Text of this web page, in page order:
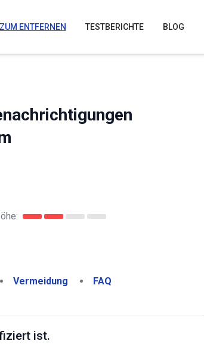
ENTFERNEN TESTBERICHTE BLOG
Vermeidung FAQ
ist.